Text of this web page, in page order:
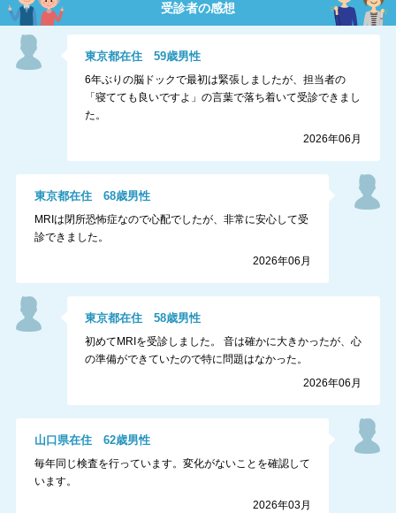
受診者の感想
東京都在住59歳男性
6年ぶりの脳ドックで最初は緊張しましたが、担当者の
「寝てても良いですよ」の言葉で落ち着いて受診できまし
た。
2026年06月
東京都在住 68歳男性
MRIは閉所恐怖症なので心配でしたが、非常に安心して受
診できました。
2026年06月
東京都在住58歳男性
初めてMRIを受診しました。 音は確かに大きかったが、心
の準備ができていたので特に問題はなかった。
2026年06月
山口県在住 62歳男性
毎年同じ検査を行っています。変化がないことを確認して
います。
2026年03月